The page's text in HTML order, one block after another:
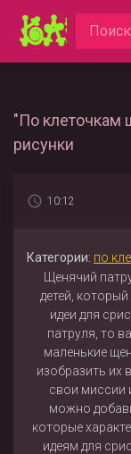
"По клеточкам
рисунки
10:12
Категории: по
Щенячий
детей,
идеи для
патруля, то
маленькие
изобразить их
свои миссии
можно
которые
идеям для